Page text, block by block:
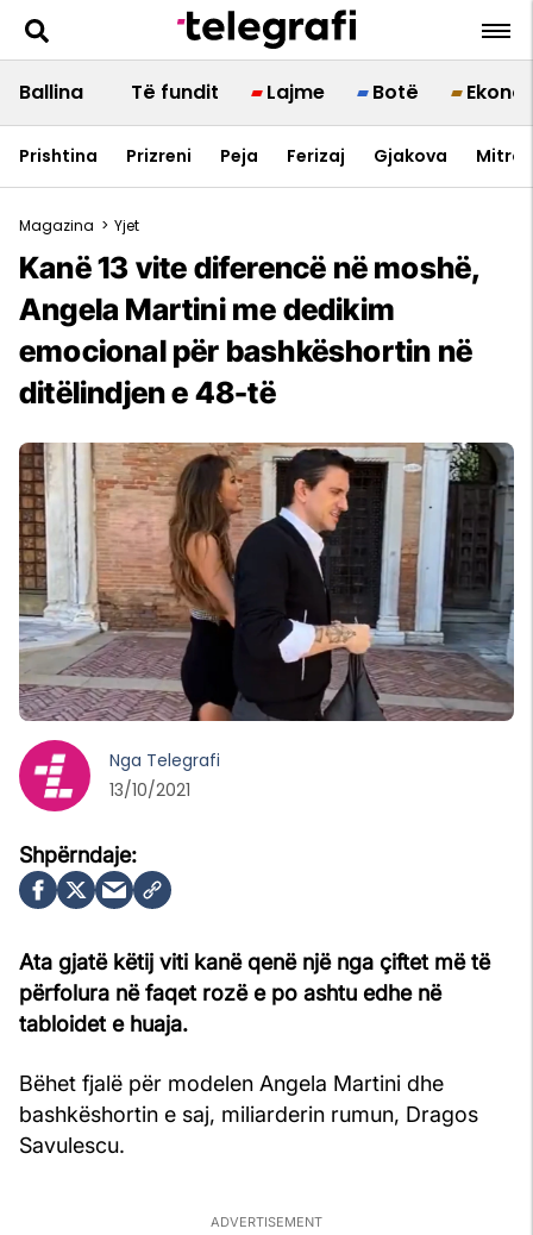
Ballina Të fundit Lajme Botë
Prishtina Prizreni Peja Ferizaj Gjakova
Magazina > Yjet
Kanë 13 vite diferencë në moshë,
Angela Martini me dedikim
emocional për bashkëshortin në
ditëlindjen e 48-të
Ata gjatë këtij viti kanë qenë një nga çiftet më të
përfolura në faqet rozë e po ashtu edhe në
tabloidet e huaja.
Bëhet fjalë për modelen Angela Martini dhe
bashkëshortin e saj, miliarderin rumun, Dragos
Savulescu.
Nga Telegrafi
13/10/2021